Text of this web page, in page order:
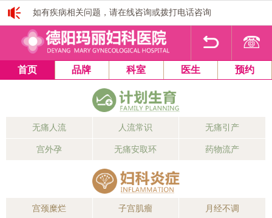
如有疾病相关问题，请在线咨询或拨打电话咨询
1 2 3 4
首页 品牌 科室 医生 预约
无痛人流 人流常识 无痛引产
宫外孕 无痛安取环 药物流产
宫颈糜烂 子宫肌瘤 月经不调